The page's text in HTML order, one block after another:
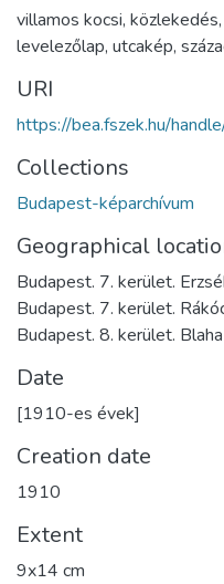
villamos kocsi, közlekedés,
levelezőlap, utcakép,
URI
https://bea.fszek.hu/
Collections
Budapest-képarchívum
Geographical
Budapest. 7. kerület.
Budapest. 7. kerület.
Budapest. 8. kerület.
Date
[1910-es évek]
Creation date
1910
Extent
9x14 cm